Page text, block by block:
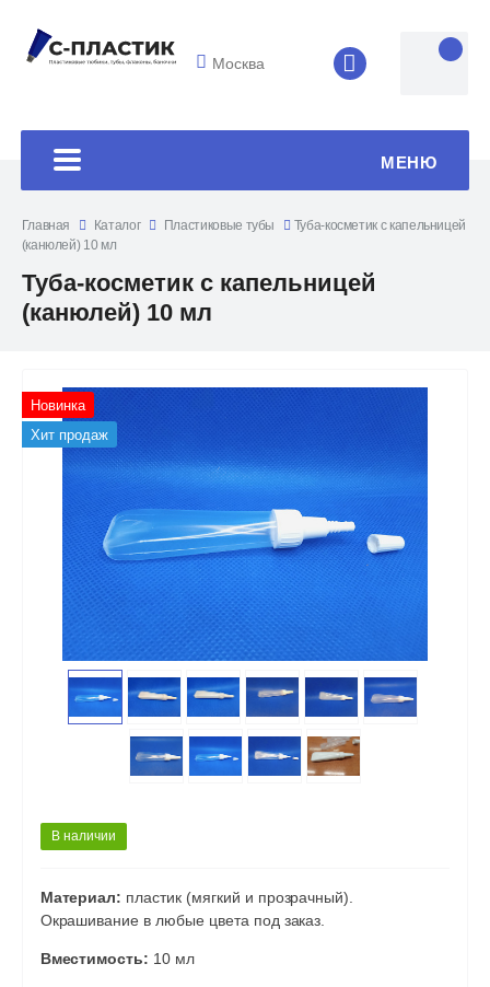
Москва 8 (4852) 33-
МЕНЮ
Главная Каталог Пластиковые тубы
Туба-косметик с капельницей
(канюлей) 10 мл
Туба-косметик с капельницей
(канюлей) 10 мл
Новинка
Хит продаж
В наличии
Материал: пластик (мягкий и прозрачный).
Окрашивание в любые цвета под заказ.
Вместимость: 10 мл